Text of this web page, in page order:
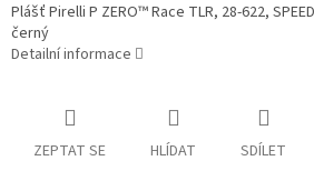
Plášť Pirelli P ZERO™ Race TLR, 28-622,
černý
Detailní informace
ZEPTAT SE HLÍDAT SDÍLET